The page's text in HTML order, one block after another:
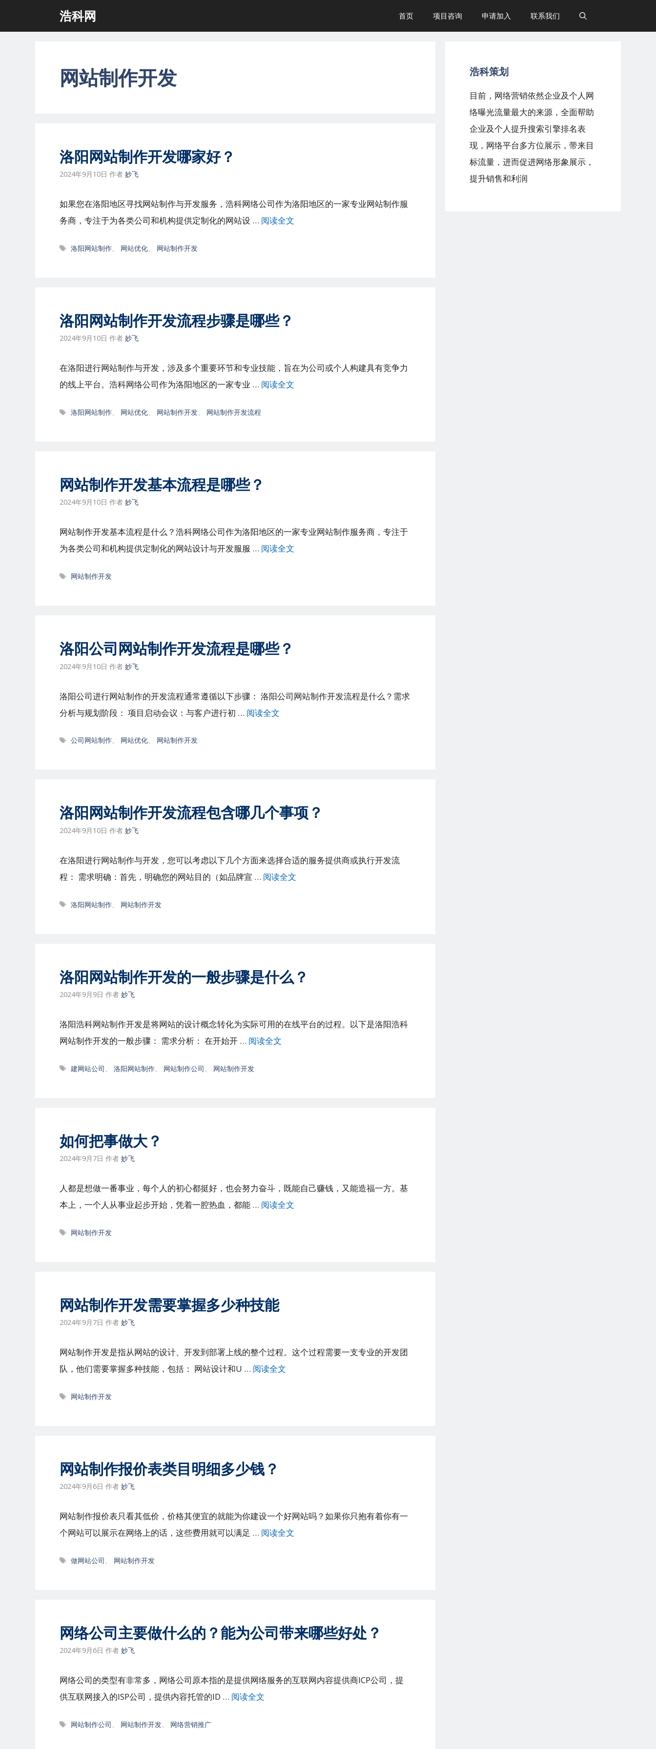
浩科网 首页 项目咨询 申请加入 联系我们
网站制作开发
洛阳网站制作开发哪家好？
2024年9月10日 作者 妙飞
如果您在洛阳地区寻找网站制作与开发服务，浩科网络公司作为洛阳地区的一家专业网站制作服
务商，专注于为各类公司和机构提供定制化的网站设 … 阅读全文
标
洛阳网站制作、 网站优化、 网站制作开发
洛阳网站制作开发流程步骤是哪些？
2024年9月10日 作者 妙飞
在洛阳进行网站制作与开发，涉及多个重要环节和专业技能，旨在为公司或个人构建具有竞争力
的线上平台。浩科网络公司作为洛阳地区的一家专业 … 阅读全文
标
洛阳网站制作、 网站优化、 网站制作开发、 网站制作开发流程
网站制作开发基本流程是哪些？
2024年9月10日 作者 妙飞
网站制作开发基本流程是什么？浩科网络公司作为洛阳地区的一家专业网站制作服务商，专注于
为各类公司和机构提供定制化的网站设计与开发服服 … 阅读全文
标
网站制作开发
洛阳公司网站制作开发流程是哪些？
2024年9月10日 作者 妙飞
洛阳公司进行网站制作的开发流程通常遵循以下步骤： 洛阳公司网站制作开发流程是什么？需求
分析与规划阶段： 项目启动会议：与客户进行初 … 阅读全文
标
公司网站制作、 网站优化、 网站制作开发
洛阳网站制作开发流程包含哪几个事项？
2024年9月10日 作者 妙飞
在洛阳进行网站制作与开发，您可以考虑以下几个方面来选择合适的服务提供商或执行开发流
程： 需求明确：首先，明确您的网站目的（如品牌宣 … 阅读全文
标
洛阳网站制作 网站制作开发
洛阳网站制作开发的一般步骤是什么？
2024年9月9日 作者 妙飞
洛阳浩科网站制作开发是将网站的设计概念转化为实际可用的在线平台的过程。以下是洛阳浩科
网站制作开发的一般步骤： 需求分析： 在开始开 … 阅读全文
标
建网站公司 、洛阳网站制作 网站制作公司 网站制作开发
如何把事做大？
2024年9月7日 作者 妙飞
人都是想做一番事业，每个人的初心都挺好，也会努力奋斗，既能自己赚钱，又能造福一方。基
本上，一个人从事业起步开始，凭着一腔热血，都能 … 阅读全文
标
网站制作开发
网站制作开发需要掌握多少种技能
2024年9月7日 作者 妙飞
网站制作开发是指从网站的设计、开发到部署上线的整个过程。这个过程需要一支专业的开发团
队，他们需要掌握多种技能，包括： 网站设计和U … 阅读全文
标
网站制作开发
网站制作报价表类目明细多少钱？
2024年9月6日 作者 妙飞
网站制作报价表只看其低价，价格其便宜的就能为你建设一个好网站吗？如果你只抱有着你有一
个网站可以展示在网络上的话，这些费用就可以满足 … 阅读全文
标
做网站公司 、 网站制作开发
网络公司主要做什么的？能为公司带来哪些好处？
2024年9月6日 作者 妙飞
网络公司的类型有非常多，网络公司原本指的是提供网络服务的互联网内容提供商ICP公司，提
供互联网接入的ISP公司，提供内容托管的ID … 阅读全文
标
网站制作公司 、 网站制作开发、 网络营销推广
浩科策划
目前，网络营销依然企业及个人网
络曝光流量最大的来源，全面帮助
企业及个人提升搜索引擎排名表
现，网络平台多方位展示，带来目
标流量，进而促进网络形象展示，
提升销售和利润